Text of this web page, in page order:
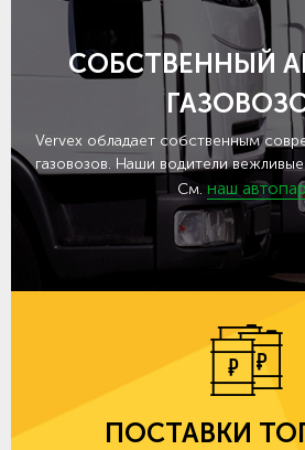
СОБСТВЕННЫЙ
Vervex обладает собственным
газовозов. Наши водители
См. наш
ПОСТАВКИ